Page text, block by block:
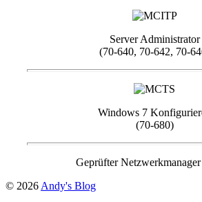
Server Administrator
(70-640, 70-642, 70-
Windows 7
(70-680)
Geprüfter
© 2026 Andy's Blog